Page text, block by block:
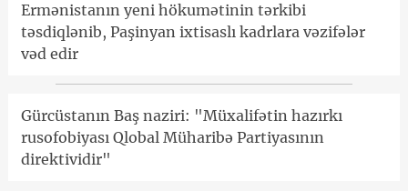
Ermənistanın yeni hökumətinin tərkibi
təsdiqlənib, Paşinyan ixtisaslı kadrlara vəzifələr
vəd edir
Gürcüstanın Baş naziri: "Müxalifətin hazırkı
rusofobiyası Qlobal Müharibə Partiyasının
direktividir"